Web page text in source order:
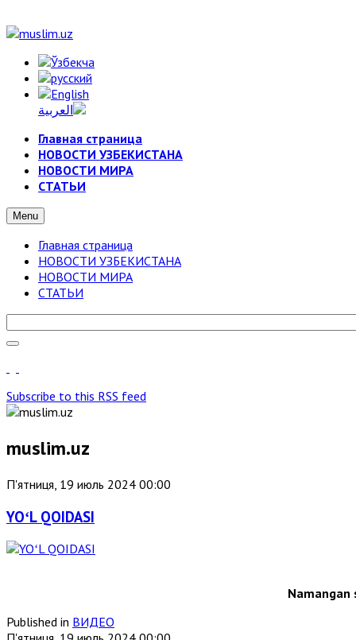
Главная страница
НОВОСТИ УЗБЕКИСТАНА
НОВОСТИ МИРА
СТАТЬИ
Menu
Главная страница
НОВОСТИ УЗБЕКИСТАНА
НОВОСТИ МИРА
СТАТЬИ
Subscribe to this RSS feed
muslim.uz
П'ятниця, 19 июль 2024 00:00
YOʻL QOIDASI
Namangan
Published in ВИДЕО